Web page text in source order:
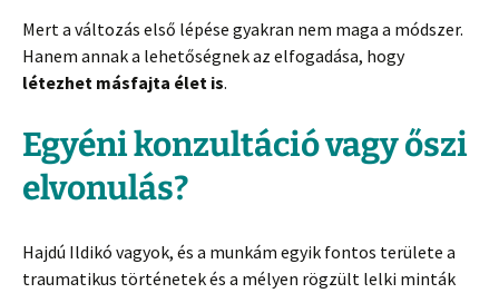
Mert a változás első lépése gyakran nem maga a módszer.
Hanem annak a lehetőségnek az elfogadása, hogy
létezhet másfajta élet is.
Egyéni konzultáció vagy őszi
elvonulás?
Hajdú Ildikó vagyok, és a munkám egyik fontos területe a
traumatikus történetek és a mélyen rögzült lelki minták